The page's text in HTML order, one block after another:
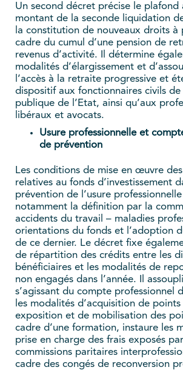
Un second décret précise le plafond
montant de la seconde liquidation
la constitution de nouveaux droits à
cadre du cumul d’une pension de
revenus d’activité. Il détermine
modalités d’élargissement et
l’accès à la retraite progressive et
dispositif aux fonctionnaires civils
publique de l’Etat, ainsi qu’aux
libéraux et avocats.
Usure professionnelle et
de prévention
Les conditions de mise en œuvre
relatives au fonds d’investissement
prévention de l’usure
notamment la définition par la
accidents du travail – maladies
orientations du fonds et l’adoption
de ce dernier. Le décret fixe
de répartition des crédits entre les
bénéficiaires et les modalités de
non engagés dans l’année. Il
s’agissant du compte professionnel
les modalités d’acquisition de
exposition et de mobilisation des
cadre d’une formation, instaure les
prise en charge des frais exposés
commissions paritaires
cadre des congés de reconversion